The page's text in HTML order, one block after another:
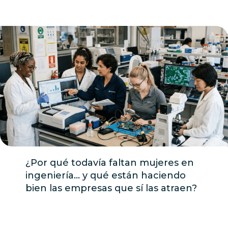
¿Por qué todavía faltan mujeres en
ingeniería… y qué están haciendo
bien las empresas que sí las atraen?